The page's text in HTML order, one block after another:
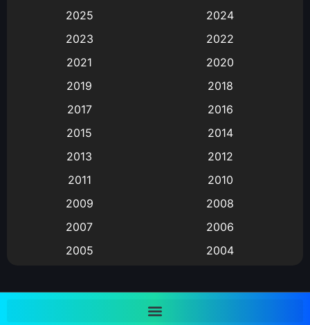
Animation การ์ตูน
Animation อนิเมะ
Animation แอนิเมชัน
(9)
Big tits (นมใหญ่)
Bitch (ผู้หญิงร่าน)
2025
2024
2023
2022
2021
2020
2019
2018
2017
2016
2015
2014
2013
2012
2011
2010
2009
2008
2007
2006
2005
2004